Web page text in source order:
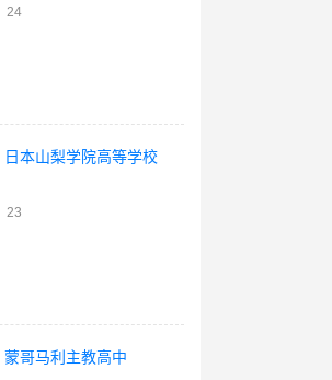
24
日本山梨学院高等学校
23
蒙哥马利主教高中